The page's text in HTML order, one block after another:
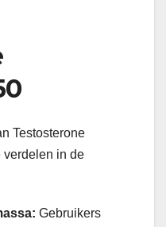
Testosterone
verdelen in de
Gebruikers